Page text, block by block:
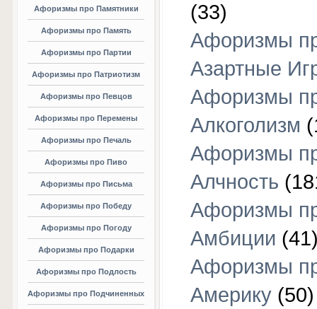
Афоризмы про Памятники
Афоризмы про Память
Афоризмы про Партии
Афоризмы про Патриотизм
Афоризмы про Певцов
Афоризмы про Перемены
Афоризмы про Печаль
Афоризмы про Пиво
Афоризмы про Письма
Афоризмы про Победу
Афоризмы про Погоду
Афоризмы про Подарки
Афоризмы про Подлость
Афоризмы про Подчиненных
(33)
Афоризмы
Азартные
Афоризмы
Алкоголизм
Афоризмы
Алчность
Афоризмы
Амбиции
Афоризмы
Америку (50)